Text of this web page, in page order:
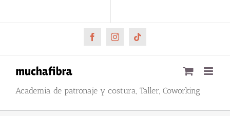
al
FacebookInstagramTiktok
Academia de patronaje y costura, Taller, Coworking